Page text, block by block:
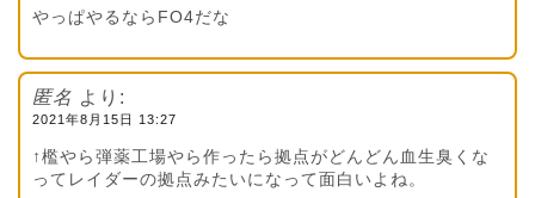
やっぱやるならFO4だな
匿名 より:
2021年8月15日 13:27
↑檻やら弾薬工場やら作ったら拠点がどんどん血生臭くな
ってレイダーの拠点みたいになって面白いよね。